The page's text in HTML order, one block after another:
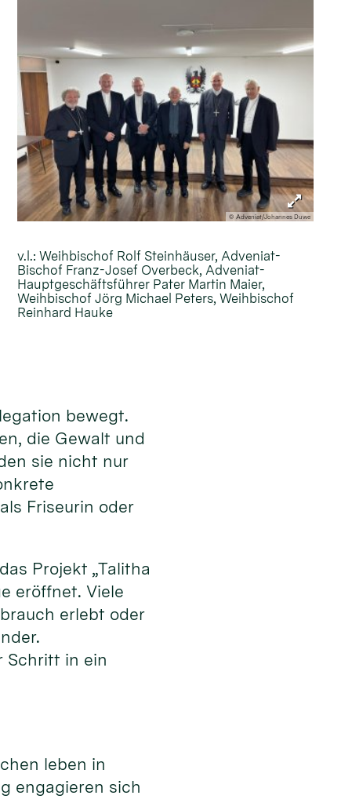
© Adveniat/Johannes Duwe
v.l.: Weihbischof Rolf Steinhäuser, Adveniat-
Bischof Franz-Josef Overbeck, Adveniat-
Hauptgeschäftsführer Pater Martin Maier,
Weihbischof Jörg Michael Peters, Weihbischof
Reinhard Hauke
bewegt.
die Gewalt und
sie nicht nur
Friseurin oder
Projekt „Talitha
eröffnet. Viele
erlebt oder
Schritt in ein
leben in
engagieren sich